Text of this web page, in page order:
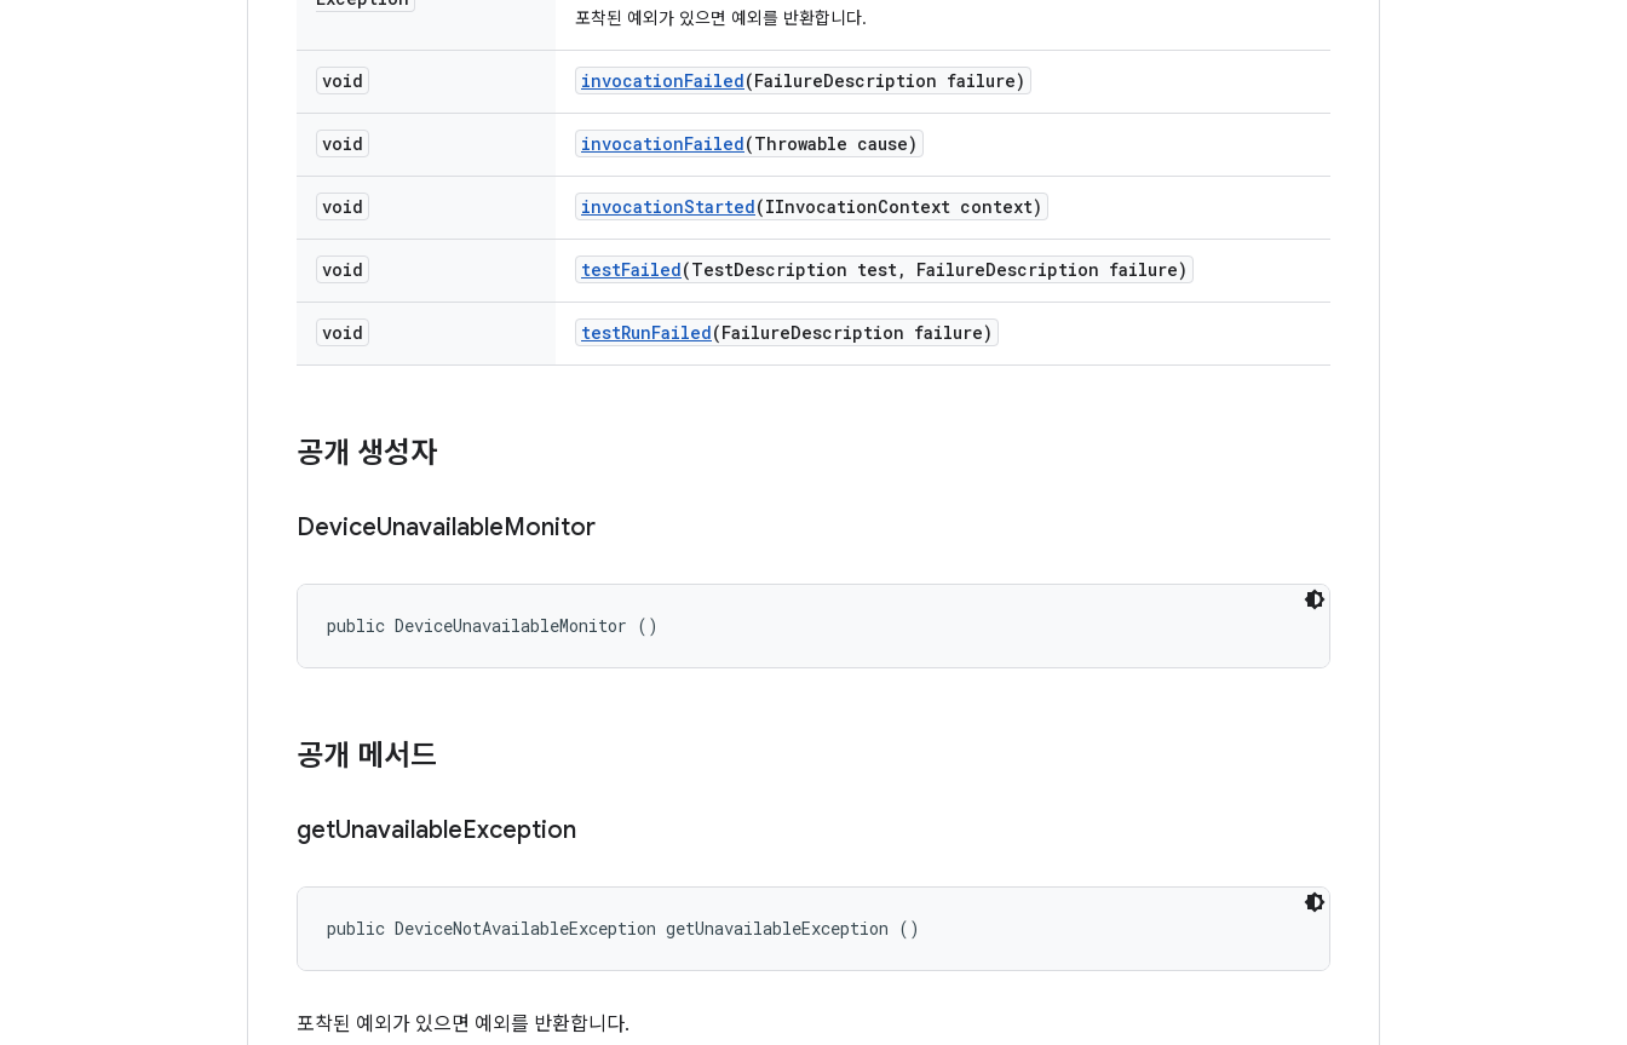
포착된 예외가 있으면 예외를 반환합니다.
void invocationFailed(FailureDescription failure)
void invocationFailed(Throwable cause)
void invocationStarted(IInvocationContext context)
void testFailed(TestDescription test, FailureDescription failure)
void testRunFailed(FailureDescription failure)
공개 생성자
DeviceUnavailableMonitor
public DeviceUnavailableMonitor ()
공개 메서드
getUnavailableException
public DeviceNotAvailableException getUnavailableException ()
포착된 예외가 있으면 예외를 반환합니다.